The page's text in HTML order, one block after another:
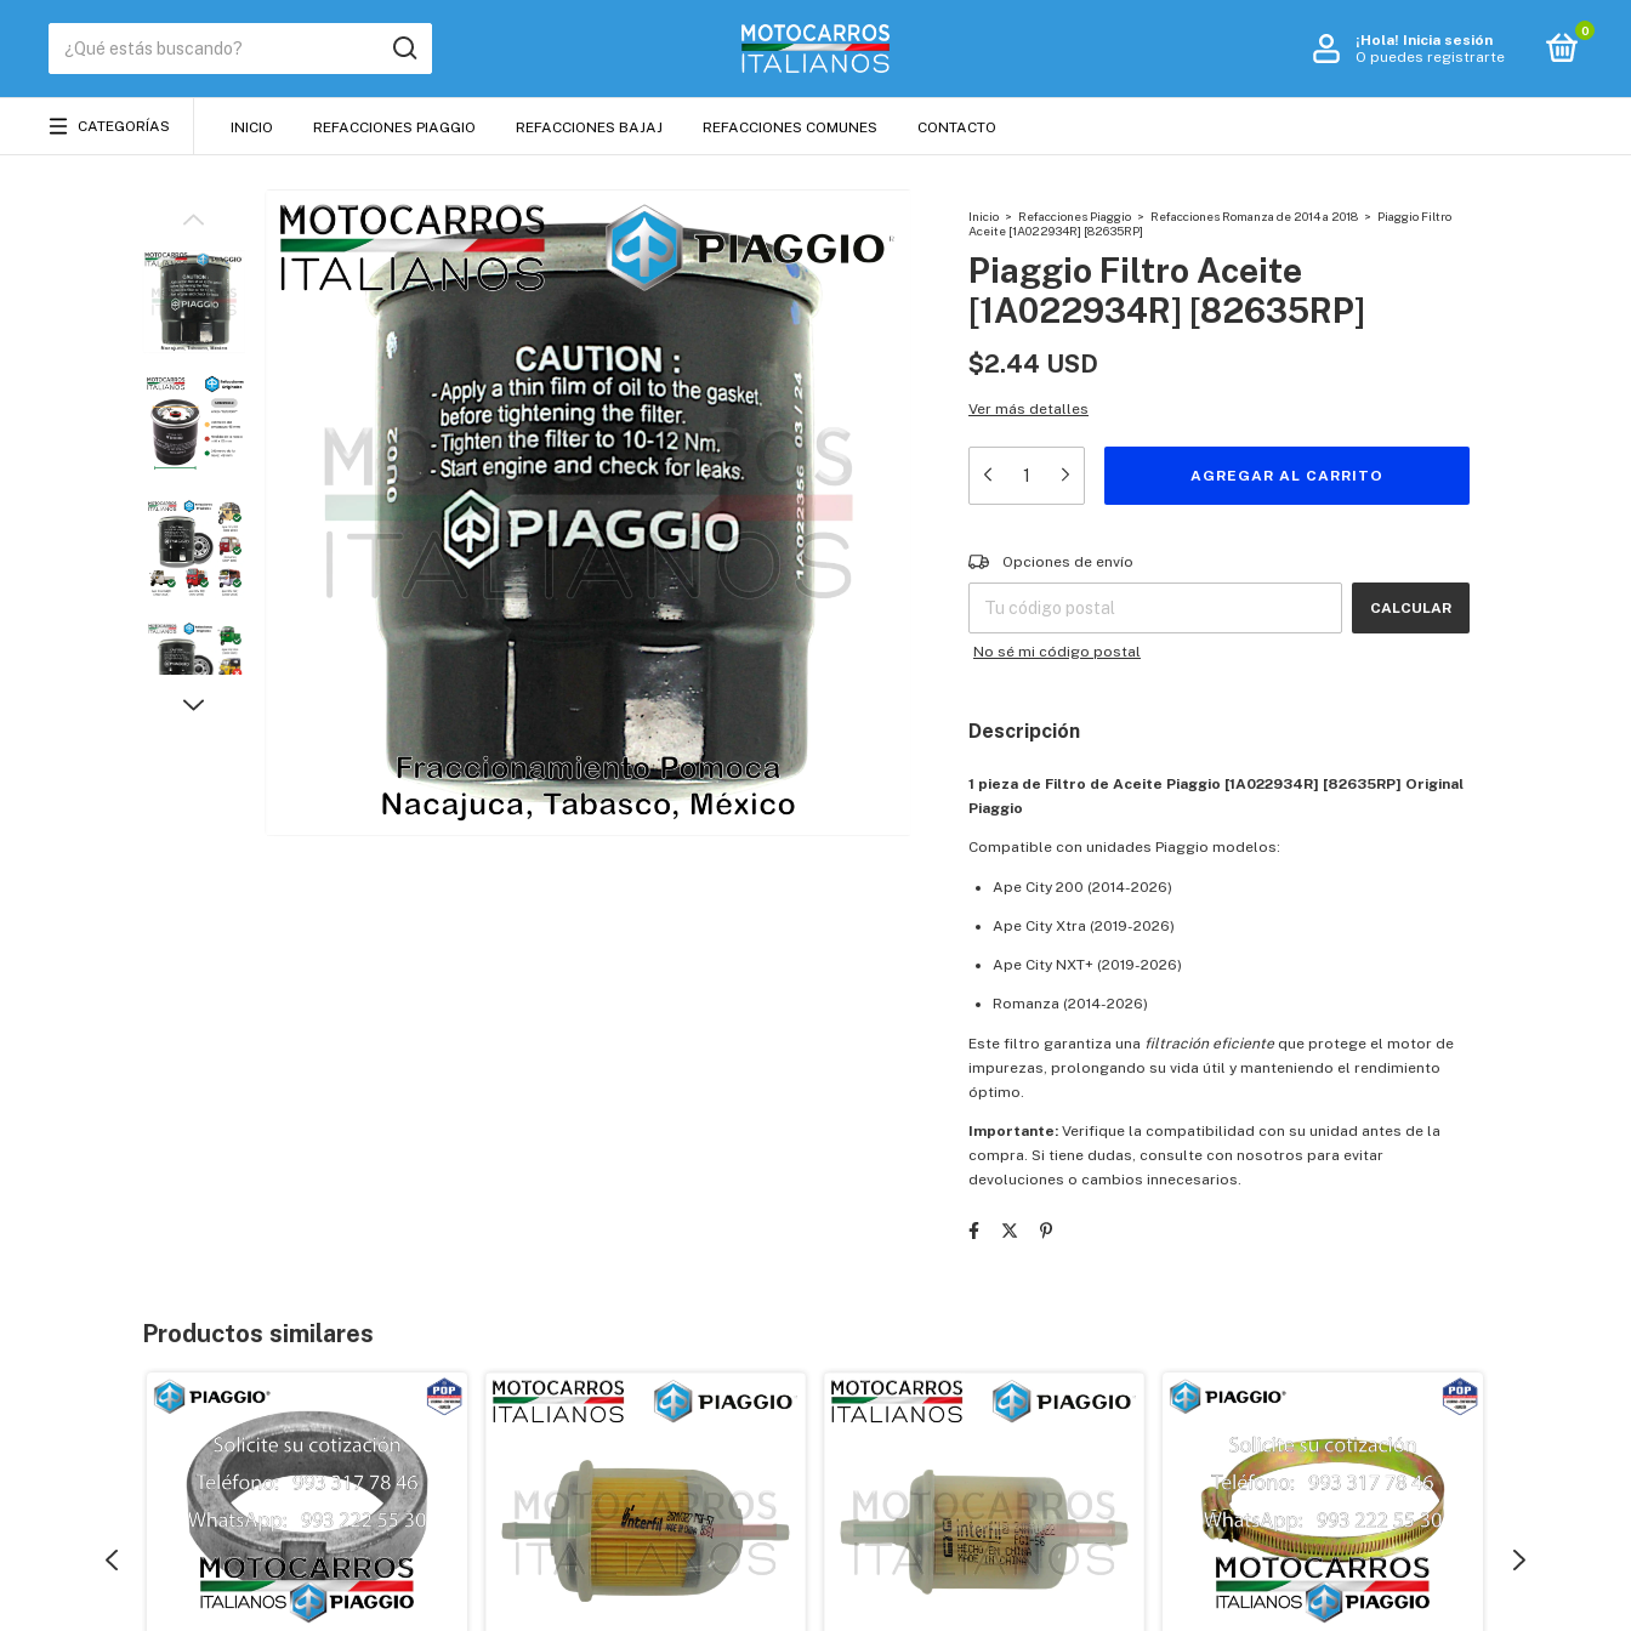
¡Hola! Inicia sesión
O puedes registrarte
0
CATEGORÍAS INICIO REFACCIONES PIAGGIO REFACCIONES BAJAJ REFACCIONES COMUNES CONTACTO
Inicio > Refacciones Piaggio > Refacciones Romanza de 2014 a 2018 > Piaggio Filtro
Aceite [1A022934R] [82635RP]
Piaggio Filtro Aceite
[1A022934R] [82635RP]
$2.44 USD
Ver más detalles
Entregas para el CP:
Opciones de envío
CALCULAR
No sé mi código postal
Descripción
1 pieza de Filtro de Aceite Piaggio [1A022934R] [82635RP] Original
Piaggio
Compatible con unidades Piaggio modelos:
Ape City 200 (2014-2026)
Ape City Xtra (2019-2026)
Ape City NXT+ (2019-2026)
Romanza (2014-2026)
Este filtro garantiza una filtración eficiente que protege el motor de
impurezas, prolongando su vida útil y manteniendo el rendimiento
óptimo.
Importante: Verifique la compatibilidad con su unidad antes de la
compra. Si tiene dudas, consulte con nosotros para evitar
devoluciones o cambios innecesarios.
Productos similares